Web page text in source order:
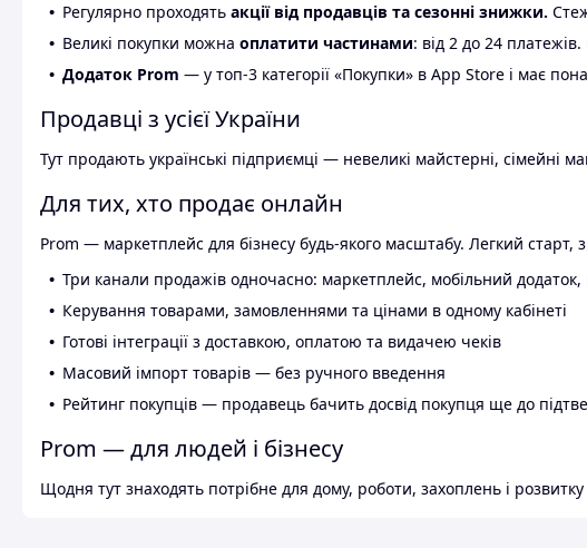
Регулярно проходять акції від продавців та сезонні знижки.
Великі покупки можна оплатити частинами: від 2 до 24
Додаток Prom — у топ-3 категорії «Покупки» в App Store і має
Продавці з усієї України
Тут продають українські підприємці — невеликі майстерні, сімейні
Для тих, хто продає онлайн
Prom — маркетплейс для бізнесу будь-якого масштабу. Легкий старт,
Три канали продажів одночасно: маркетплейс, мобільний
Керування товарами, замовленнями та цінами в одному кабінеті
Готові інтеграції з доставкою, оплатою та видачею чеків
Масовий імпорт товарів — без ручного введення
Рейтинг покупців — продавець бачить досвід покупця ще до
Prom — для людей і бізнесу
Щодня тут знаходять потрібне для дому, роботи, захоплень і